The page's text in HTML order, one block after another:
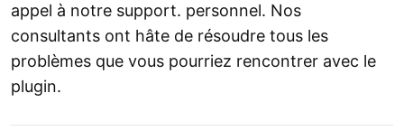
appel à notre support. personnel. Nos
consultants ont hâte de résoudre tous les
problèmes que vous pourriez rencontrer avec le
plugin.